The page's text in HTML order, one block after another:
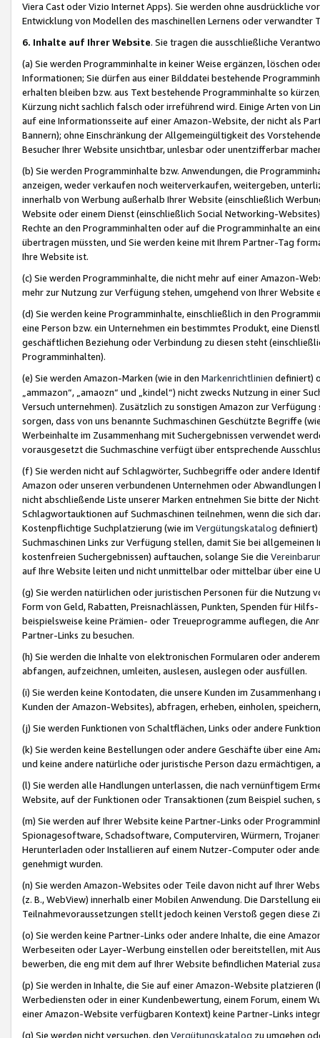
Viera Cast oder Vizio Internet Apps). Sie werden ohne ausdrückliche
Entwicklung von Modellen des maschinellen Lernens oder
6. Inhalte auf Ihrer Website. Sie tragen die ausschließliche
(a) Sie werden Programminhalte in keiner Weise ergänzen, löschen
Informationen; Sie dürfen aus einer Bilddatei bestehende
erhalten bleiben bzw. aus Text bestehende Programminhalte so
Kürzung nicht sachlich falsch oder irreführend wird. Einige Arten von
auf eine Informationsseite auf einer Amazon-Website, der nicht als
Bannern); ohne Einschränkung der Allgemeingültigkeit des
Besucher Ihrer Website unsichtbar, unlesbar oder unentzifferbar
(b) Sie werden Programminhalte bzw. Anwendungen, die
anzeigen, weder verkaufen noch weiterverkaufen, weitergeben,
innerhalb von Werbung außerhalb Ihrer Website (einschließlich
Website oder einem Dienst (einschließlich Social Networking-
Rechte an den Programminhalten oder auf die Programminhalte an
übertragen müssten, und Sie werden keine mit Ihrem Partner-Tag
Ihre Website ist.
(c) Sie werden Programminhalte, die nicht mehr auf einer Amazon-
mehr zur Nutzung zur Verfügung stehen, umgehend von Ihrer
(d) Sie werden keine Programminhalte, einschließlich in den
eine Person bzw. ein Unternehmen ein bestimmtes Produkt, eine
geschäftlichen Beziehung oder Verbindung zu diesen steht
Programminhalten).
(e) Sie werden Amazon-Marken (wie in den Markenrichtlinien definiert)
„ammazon“, „amaozn“ und „kindel“) nicht zwecks Nutzung in einer
Versuch unternehmen). Zusätzlich zu sonstigen Amazon zur
sorgen, dass von uns benannte Suchmaschinen Geschützte Begriffe
Werbeinhalte im Zusammenhang mit Suchergebnissen verwendet
vorausgesetzt die Suchmaschine verfügt über entsprechende
(f) Sie werden nicht auf Schlagwörter, Suchbegriffe oder andere
Amazon oder unseren verbundenen Unternehmen oder
nicht abschließende Liste unserer Marken entnehmen Sie bitte der
Schlagwortauktionen auf Suchmaschinen teilnehmen, wenn die sich
Kostenpflichtige Suchplatzierung (wie im Vergütungskatalog definiert)
Suchmaschinen Links zur Verfügung stellen, damit Sie bei
kostenfreien Suchergebnissen) auftauchen, solange Sie die
auf Ihre Website leiten und nicht unmittelbar oder mittelbar über eine
(g) Sie werden natürlichen oder juristischen Personen für die Nutzung
Form von Geld, Rabatten, Preisnachlässen, Punkten, Spenden für
beispielsweise keine Prämien- oder Treueprogramme auflegen, die
Partner-Links zu besuchen.
(h) Sie werden die Inhalte von elektronischen Formularen oder
abfangen, aufzeichnen, umleiten, auslesen, auslegen oder ausfüllen.
(i) Sie werden keine Kontodaten, die unsere Kunden im
Kunden der Amazon-Websites), abfragen, erheben, einholen,
(j) Sie werden Funktionen von Schaltflächen, Links oder andere
(k) Sie werden keine Bestellungen oder andere Geschäfte über eine
und keine andere natürliche oder juristische Person dazu
(l) Sie werden alle Handlungen unterlassen, die nach vernünftigem
Website, auf der Funktionen oder Transaktionen (zum Beispiel
(m) Sie werden auf Ihrer Website keine Partner-Links oder
Spionagesoftware, Schadsoftware, Computerviren, Würmern,
Herunterladen oder Installieren auf einem Nutzer-Computer oder
genehmigt wurden.
(n) Sie werden Amazon-Websites oder Teile davon nicht auf Ihrer
(z. B., WebView) innerhalb einer Mobilen Anwendung. Die Darstellung
Teilnahmevoraussetzungen stellt jedoch keinen Verstoß gegen diese
(o) Sie werden keine Partner-Links oder andere Inhalte, die eine
Werbeseiten oder Layer-Werbung einstellen oder bereitstellen, mit
bewerben, die eng mit dem auf Ihrer Website befindlichen Material
(p) Sie werden in Inhalte, die Sie auf einer Amazon-Website
Werbediensten oder in einer Kundenbewertung, einem Forum, einem
einer Amazon-Website verfügbaren Kontext) keine Partner-Links
(q) Sie werden nicht versuchen, den Vergütungskatalog zu umgehen